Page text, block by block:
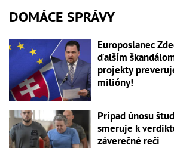
DOMÁCE SPRÁVY
Europoslanec
ďalším
projekty
milióny!
Prípad únosu
smeruje k
záverečné reči